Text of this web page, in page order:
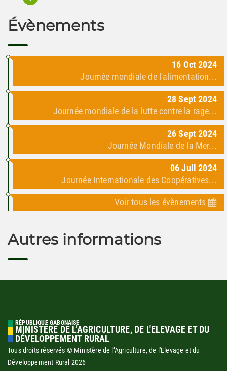
Évènements
16 Oct 2024
Journée mondiale de l'alimentation...
28 Sept 2024
Journée mondiale de la lutte contre la rage...
26 Sept 2024
Journée Mondiale de la Mer...
06 Juil 2024
Journée Internationale des Coopératives...
Voir tous les évènements
Autres informations
RÉPUBLIQUE GABONAISE
MINISTÈRE DE L’AGRICULTURE, DE L'ELEVAGE ET DU
DÉVELOPPEMENT RURAL
Tous droits réservés © Ministère de l’Agriculture, de l'Elevage et du
Développement Rural 2026